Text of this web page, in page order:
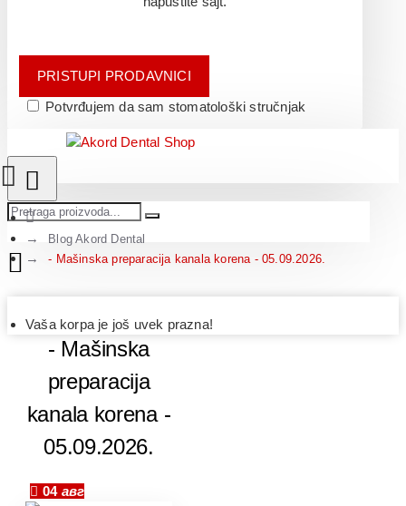
PRISTUPI PRODAVNICI
Potvrđujem da sam stomatološki stručnjak
Vaša korpa je još uvek prazna!
Blog Akord Dental
- Mašinska preparacija kanala korena - 05.09.2026.
- Mašinska
preparacija
kanala korena -
05.09.2026.
04 авг